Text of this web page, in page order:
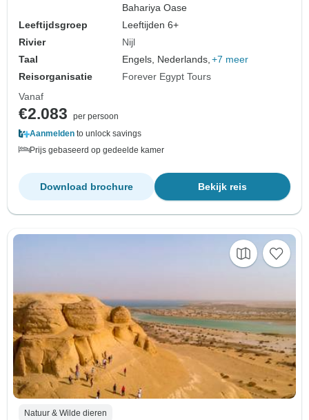
Bahariya Oase
Leeftijdsgroep
Leeftijden 6+
Rivier
Nijl
Taal
Engels, Nederlands, +7 meer
Reisorganisatie
Forever Egypt Tours
Vanaf
€2.083
per persoon
Aanmelden to unlock savings
Prijs gebaseerd op gedeelde kamer
Bekijk reis
Download brochure
Natuur & Wilde dieren